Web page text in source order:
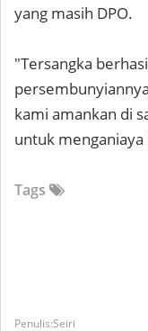
yang masih DPO.
"Tersangka
kami amankan di
untuk
Tags
Seiri